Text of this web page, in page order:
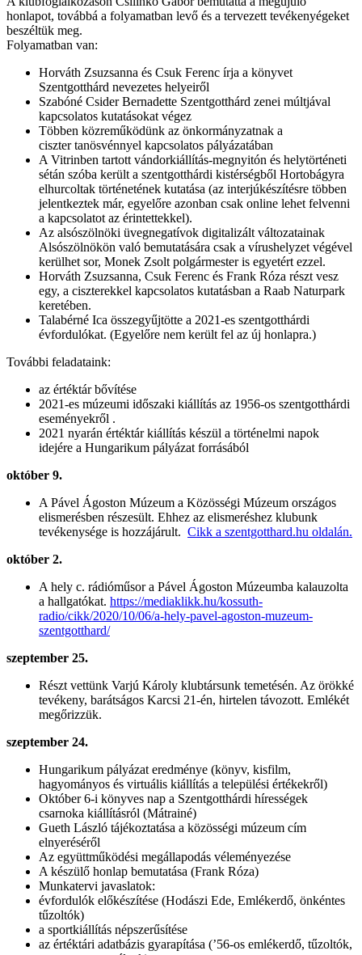
honlapot, továbbá a folyamatban levő és a tervezett tevékenyégeket
beszéltük meg.
Folyamatban van:
Horváth Zsuzsanna és Csuk Ferenc írja a könyvet
Szentgotthárd nevezetes helyeiről
Szabóné Csider Bernadette Szentgotthárd zenei múltjával
kapcsolatos kutatásokat végez
Többen közreműködünk az önkormányzatnak a
ciszter tanösvénnyel kapcsolatos pályázatában
A Vitrinben tartott vándorkiállítás-megnyitón és helytörténeti
sétán szóba került a szentgotthárdi kistérségből Hortobágyra
elhurcoltak történetének kutatása (az interjúkészítésre többen
jelentkeztek már, egyelőre azonban csak online lehet felvenni
a kapcsolatot az érintettekkel).
Az alsószölnöki üvegnegatívok digitalizált változatainak
Alsószölnökön való bemutatására csak a vírushelyzet végével
kerülhet sor, Monek Zsolt polgármester is egyetért ezzel.
Horváth Zsuzsanna, Csuk Ferenc és Frank Róza részt vesz
egy, a ciszterekkel kapcsolatos kutatásban a Raab Naturpark
keretében.
Talabérné Ica összegyűjtötte a 2021-es szentgotthárdi
évfordulókat. (Egyelőre nem került fel az új honlapra.)
További feladataink:
az értéktár bővítése
2021-es múzeumi időszaki kiállítás az 1956-os szentgotthárdi
eseményekről .
2021 nyarán értéktár kiállítás készül a történelmi napok
idejére a Hungarikum pályázat forrásából
október 9.
A Pável Ágoston Múzeum a Közösségi Múzeum országos
elismerésben részesült. Ehhez az elismeréshez klubunk
tevékenysége is hozzájárult. Cikk a szentgotthard.hu oldalán.
október 2.
A hely c. rádióműsor a Pável Ágoston Múzeumba kalauzolta
a hallgatókat. https://mediaklikk.hu/kossuth-
radio/cikk/2020/10/06/a-hely-pavel-agoston-muzeum-
szentgotthard/
szeptember 25.
Részt vettünk Varjú Károly klubtársunk temetésén. Az örökké
tevékeny, barátságos Karcsi 21-én, hirtelen távozott. Emlékét
megőrizzük.
szeptember 24.
Hungarikum pályázat eredménye (könyv, kisfilm,
hagyományos és virtuális kiállítás a települési értékekről)
Október 6-i könyves nap a Szentgotthárdi hírességek
csarnoka kiállításról (Mátrainé)
Gueth László tájékoztatása a közösségi múzeum cím
elnyeréséről
Az együttműködési megállapodás véleményezése
A készülő honlap bemutatása (Frank Róza)
Munkatervi javaslatok:
évfordulók előkészítése (Hodászi Ede, Emlékerdő, önkéntes
tűzoltók)
a sportkiállítás népszerűsítése
az értéktári adatbázis gyarapítása (’56-os emlékerdő, tűzoltók,